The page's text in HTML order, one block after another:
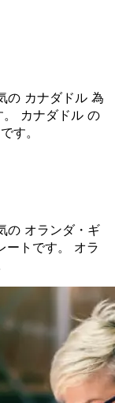
の カナダドル 為
カナダドル の
す。
の オランダ・ギ
ートです。 オラ